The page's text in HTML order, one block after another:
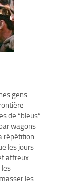
gens
de “bleus”
wagons
répétition
les jours
affreux.
les
les